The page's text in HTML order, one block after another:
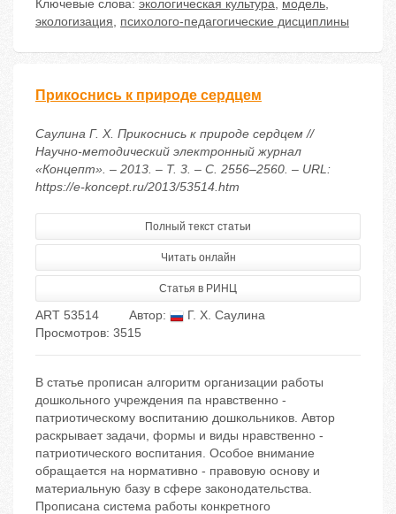
Ключевые слова: экологическая культура, модель,
экологизация, психолого-педагогические дисциплины
Прикоснись к природе сердцем
Саулина Г. Х. Прикоснись к природе сердцем //
Научно-методический электронный журнал
«Концепт». – 2013. – Т. 3. – С. 2556–2560. – URL:
https://e-koncept.ru/2013/53514.htm
Полный текст статьи
Читать онлайн
Статья в РИНЦ
ART 53514 Автор:
Г. Х. Саулина
Просмотров: 3515
В статье прописан алгоритм организации работы
дошкольного учреждения па нравственно -
патриотическому воспитанию дошкольников. Автор
раскрывает задачи, формы и виды нравственно -
патриотического воспитания. Особое внимание
обращается на нормативно - правовую основу и
материальную базу в сфере законодательства.
Прописана система работы конкретного